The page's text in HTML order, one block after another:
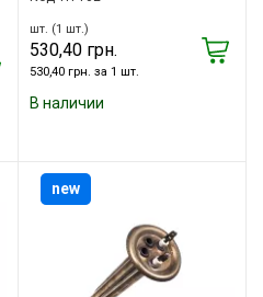
шт. (1 шт.)
530,40 грн.
530,40 грн. за 1 шт.
В наличии
new